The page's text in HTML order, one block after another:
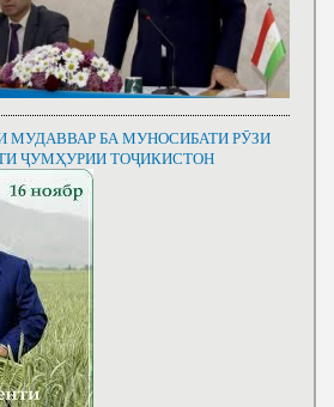
МУДАВВАР БА МУНОСИБАТИ РӮЗИ
ҶУМҲУРИИ ТОҶИКИСТОН